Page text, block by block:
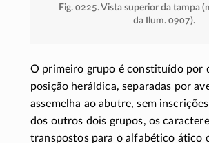
Fig. 0225. Vista superior da tampa
da Ilum. 0907).
O primeiro grupo é constituído por
posição heráldica, separadas por
assemelha ao abutre, sem
dos outros dois grupos, os
transpostos para o alfabético ático